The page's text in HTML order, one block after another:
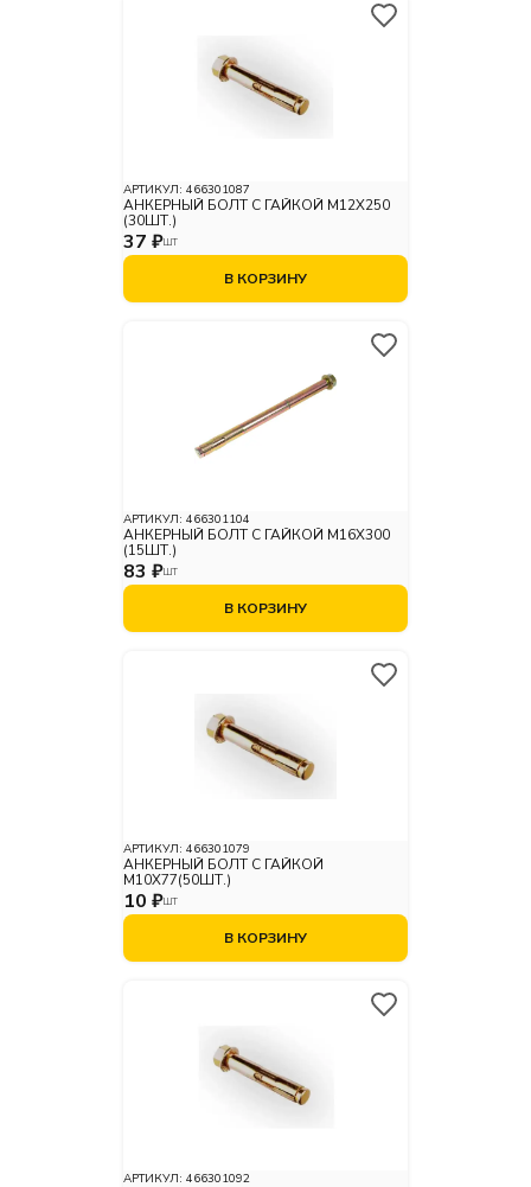
АРТИКУЛ: 466301087
АНКЕРНЫЙ БОЛТ С ГАЙКОЙ М12X250
(30ШТ.)
37 ₽ШТ
В КОРЗИНУ
АРТИКУЛ: 466301104
АНКЕРНЫЙ БОЛТ С ГАЙКОЙ М16X300
(15ШТ.)
83 ₽ШТ
В КОРЗИНУ
АРТИКУЛ: 466301079
АНКЕРНЫЙ БОЛТ С ГАЙКОЙ
М10X77(50ШТ.)
10 ₽ШТ
В КОРЗИНУ
АРТИКУЛ: 466301092